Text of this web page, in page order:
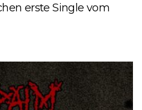
erste Single vom